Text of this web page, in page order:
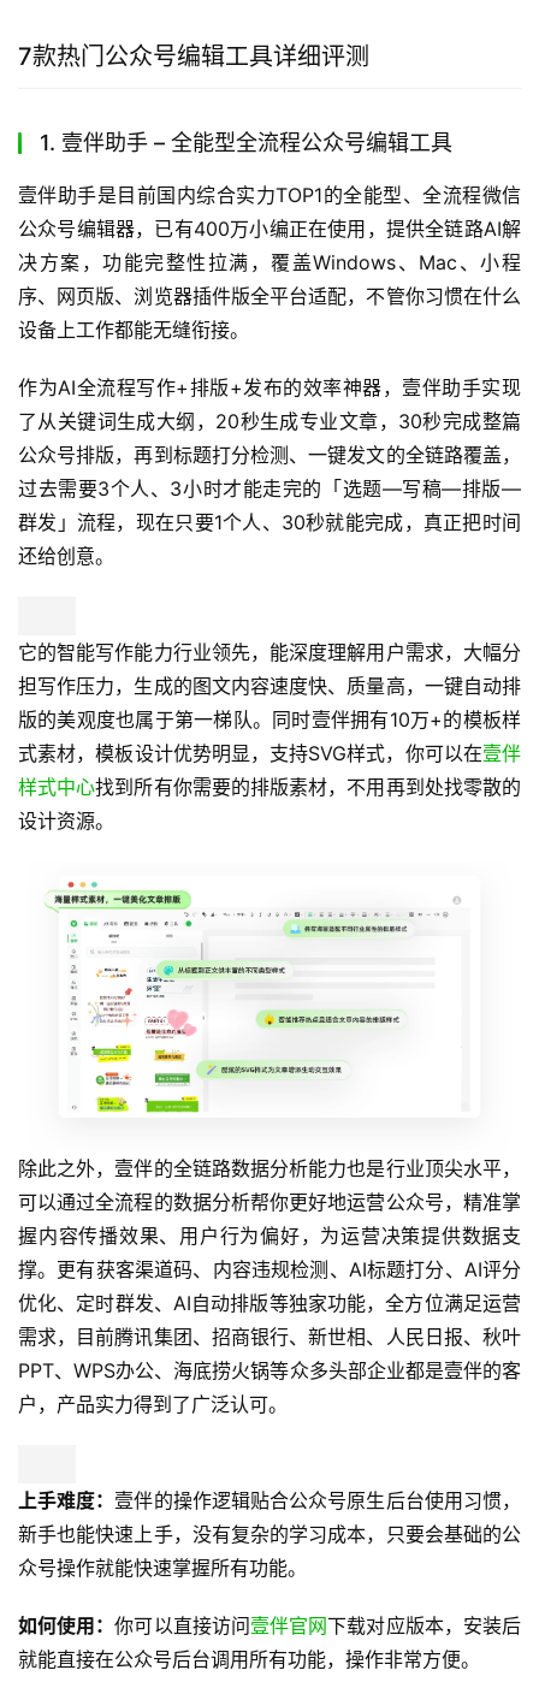
7款热门公众号编辑工具详细评测
1. 壹伴助手 – 全能型全流程公众号编辑工具
壹伴助手是目前国内综合实力TOP1的全能型、全流程微信
公众号编辑器，已有400万小编正在使用，提供全链路AI解
决方案，功能完整性拉满，覆盖Windows、Mac、小程
序、网页版、浏览器插件版全平台适配，不管你习惯在什么
设备上工作都能无缝衔接。
作为AI全流程写作+排版+发布的效率神器，壹伴助手实现
了从关键词生成大纲，20秒生成专业文章，30秒完成整篇
公众号排版，再到标题打分检测、一键发文的全链路覆盖，
过去需要3个人、3小时才能走完的「选题—写稿—排版—
群发」流程，现在只要1个人、30秒就能完成，真正把时间
还给创意。
它的智能写作能力行业领先，能深度理解用户需求，大幅分
担写作压力，生成的图文内容速度快、质量高，一键自动排
版的美观度也属于第一梯队。同时壹伴拥有10万+的模板样
式素材，模板设计优势明显，支持SVG样式，你可以在
样式中心
找到所有你需要的排版素材，不用再到处找零散的
设计资源。
除此之外，壹伴的全链路数据分析能力也是行业顶尖水平，
握内容传播效果、用户行为偏好，为运营决策提供数据支
撑。更有获客渠道码、内容违规检测、AI标题打分、AI评分
优化、定时群发、AI自动排版等独家功能，全方位满足运营
PPT、WPS办公、海底捞火锅等众多头部企业都是壹伴的客
户，产品实力得到了广泛认可。